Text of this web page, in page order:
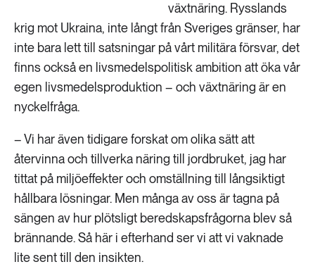
växtnäring. Rysslands
krig mot Ukraina, inte långt från Sveriges gränser, har
inte bara lett till satsningar på vårt militära försvar, det
finns också en livsmedelspolitisk ambition att öka vår
egen livsmedelsproduktion – och växtnäring är en
nyckelfråga.
– Vi har även tidigare forskat om olika sätt att
återvinna och tillverka näring till jordbruket, jag har
tittat på miljöeffekter och omställning till långsiktigt
hållbara lösningar. Men många av oss är tagna på
sängen av hur plötsligt beredskapsfrågorna blev så
brännande. Så här i efterhand ser vi att vi vaknade
lite sent till den insikten.